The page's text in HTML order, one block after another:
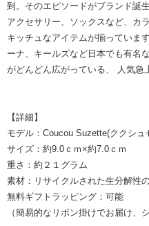
到。そのエピソードがブランド誕
アクセサリー、ソックスなど、カ
キッチュなアイテムが揃っていま
ーナ、キールズなど日本でも有名
がどんどん広がっている、 人気急
【詳細】
モデル：Coucou Suzette(ククシ
サイズ：約9.0ｃｍ×約7.0ｃｍ
重さ：約２１グラム
素材：リサイクルされた生分解性
無料ギフトラッピング：可能
（簡易的なリボン掛けでお届け、